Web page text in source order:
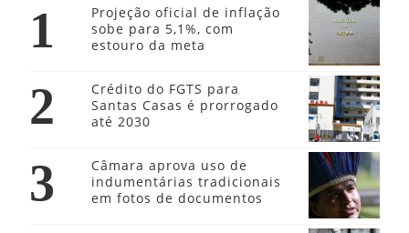
1
Projeção oficial de inflação
sobe para 5,1%, com
estouro da meta
2
Crédito do FGTS para
Santas Casas é prorrogado
até 2030
3
Câmara aprova uso de
indumentárias tradicionais
em fotos de documentos